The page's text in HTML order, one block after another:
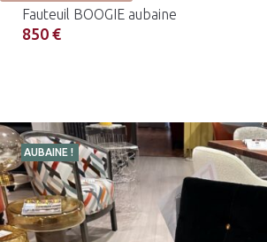
Fauteuil BOOGIE aubaine
850 €
AUBAINE !